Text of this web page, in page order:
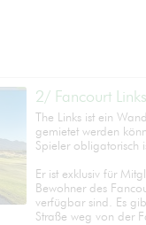
2/ Fancourt Links
The Links ist ein
gemietet werden
Spieler obligatorisch
Er ist exklusiv für
Bewohner des
verfügbar sind. Es
Straße weg von der